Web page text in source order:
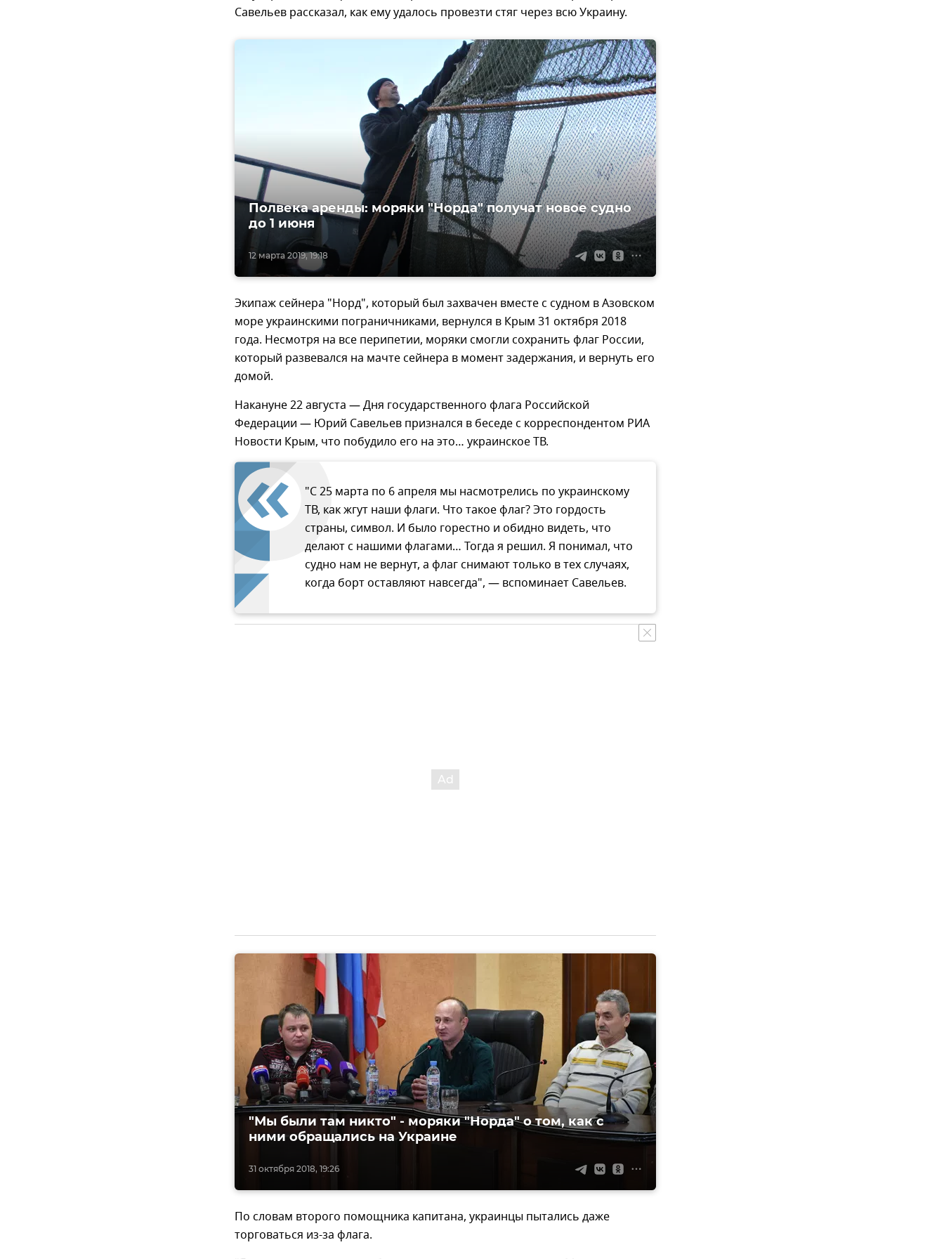
Савельев рассказал, как ему удалось провезти стяг через всю Украину.
12 марта 2019, 19:18
Полвека аренды: моряки "Норда" получат новое судно
до 1 июня
Экипаж сейнера "Норд", который был захвачен вместе с судном в Азовском
море украинскими пограничниками, вернулся в Крым 31 октября 2018
года. Несмотря на все перипетии, моряки смогли сохранить флаг России,
который развевался на мачте сейнера в момент задержания, и вернуть его
домой.
Накануне 22 августа — Дня государственного флага Российской
Федерации — Юрий Савельев признался в беседе с корреспондентом РИА
Новости Крым, что побудило его на это… украинское ТВ.
"С 25 марта по 6 апреля мы насмотрелись по украинскому
ТВ, как жгут наши флаги. Что такое флаг? Это гордость
страны, символ. И было горестно и обидно видеть, что
делают с нашими флагами… Тогда я решил. Я понимал, что
судно нам не вернут, а флаг снимают только в тех случаях,
когда борт оставляют навсегда", — вспоминает Савельев.
31 октября 2018, 19:26
"Мы были там никто" - моряки "Норда" о том, как с
ними обращались на Украине
По словам второго помощника капитана, украинцы пытались даже
торговаться из-за флага.